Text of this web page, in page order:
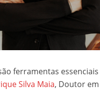
ferramentas
Silva Maia, Doutor em